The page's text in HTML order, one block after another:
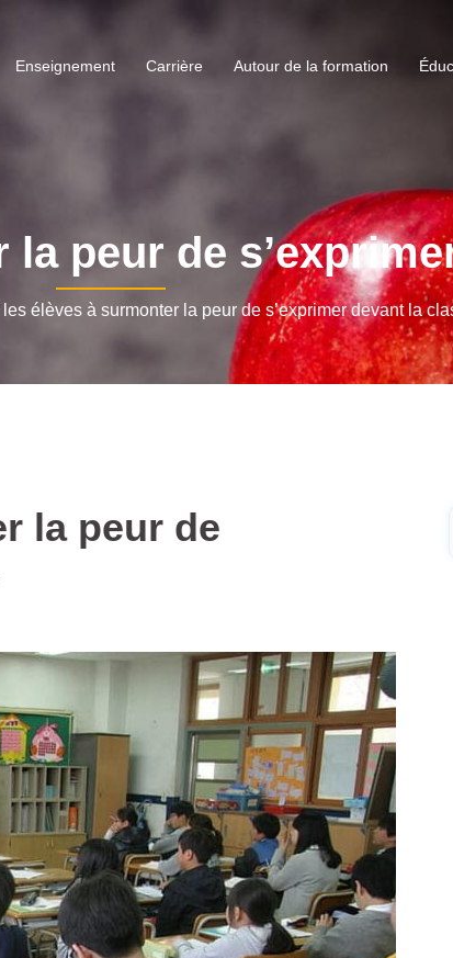
Enseignement Carrière Autour de la formation
peur de
élèves à surmonter la peur de s’exprimer devant la
la peur de